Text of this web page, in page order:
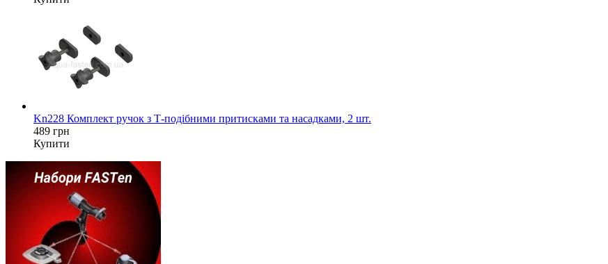
Kn228 Комплект ручок з Т-подібними притисками та насадками, 2 шт.
489 грн
Купити